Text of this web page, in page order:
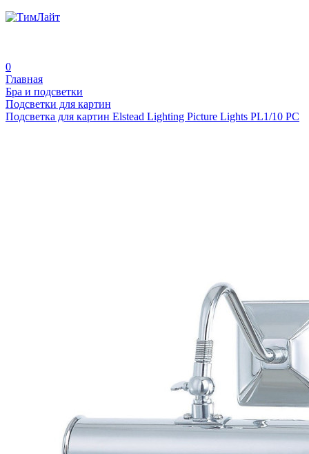
0
Главная
Бра и подсветки
Подсветки для картин
Подсветка для картин Elstead Lighting Picture Lights PL1/10 PC